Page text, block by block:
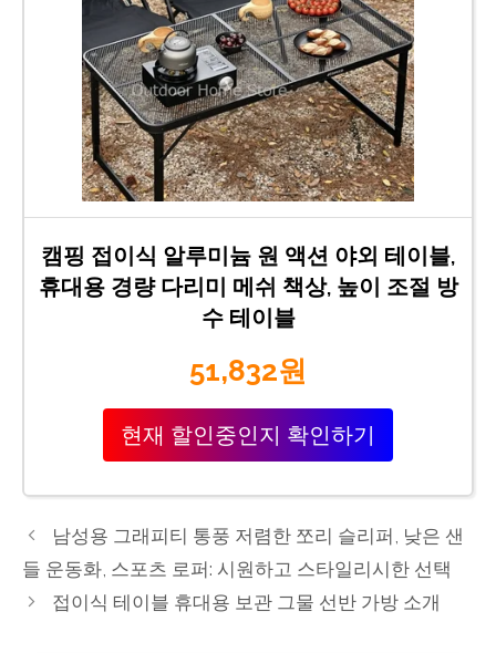
캠핑 접이식 알루미늄 원 액션 야외 테이블,
휴대용 경량 다리미 메쉬 책상, 높이 조절 방
수 테이블
51,832원
현재 할인중인지 확인하기
남성용 그래피티 통풍 저렴한 쪼리 슬리퍼, 낮은 샌
들 운동화, 스포츠 로퍼: 시원하고 스타일리시한 선택
접이식 테이블 휴대용 보관 그물 선반 가방 소개